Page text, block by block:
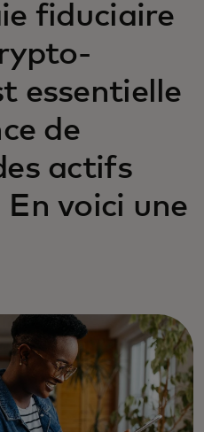
fiduciaire
essentielle
de
actifs
voici une